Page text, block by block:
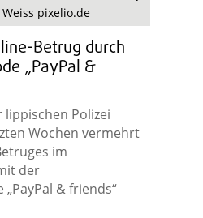
pixelio.de
Betrug durch
„PayPal &
lippischen Polizei
Wochen vermehrt
im
der
& friends“